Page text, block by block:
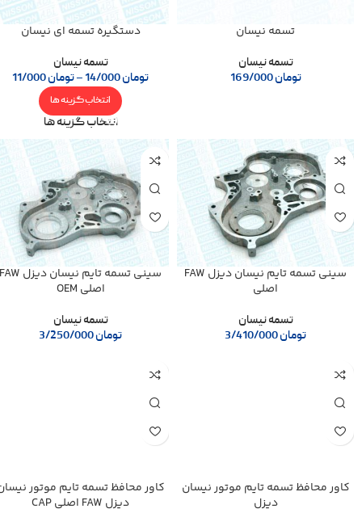
تسمه نیسان
تسمه نیسان
تومان169/000
دستگیره تسمه ای نیسان
تسمه نیسان
تومان
–تومان
انتخاب گزینه ها
انتخاب گزینه ها
سینی تسمه تایم نیسان دیزل FAW
اصلی
تسمه نیسان
تومان
سینی تسمه تایم نیسان دیزل FAW
اصلی OEM
تسمه نیسان
تومان
کاور محافظ تسمه تایم موتور نیسان
دیزل
کاور محافظ تسمه تایم موتور
دیزل FAW اصلی CAP